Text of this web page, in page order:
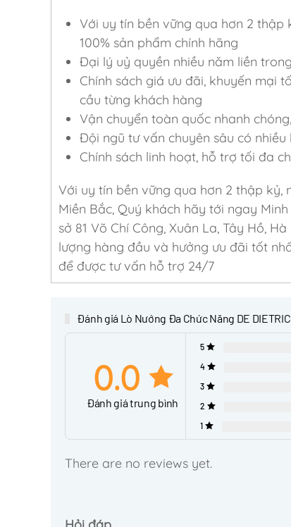
Với uy tín bền vững qua hơn 2 thập
100% sản phẩm chính hãng
Đại lý uỷ quyền nhiều năm liền
Chính sách giá ưu đãi, khuyến mại
cầu từng khách hàng
Vận chuyển toàn quốc nhanh
Đội ngũ tư vấn chuyên sâu có
Chính sách linh hoạt, hỗ trợ tối đa
Với uy tín bền vững qua hơn 2 thập kỷ,
Miền Bắc, Quý khách hãy tới ngay
sở 81 Võ Chí Công, Xuân La, Tây Hồ,
lượng hàng đầu và hưởng ưu đãi tốt
để được tư vấn hỗ trợ 24/7
Đánh giá Lò Nướng Đa Chức Năng DE
0.0
Đánh giá trung bình
5
4
3
2
1
There are no reviews yet.